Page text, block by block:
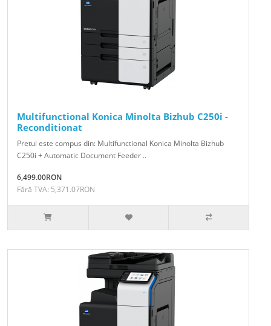
Multifunctional Konica Minolta Bizhub C250i -
Reconditionat
Pretul este compus din: Multifunctional Konica Minolta Bizhub
C250i + Automatic Document Feeder ..
6,499.00RON
Fără TVA: 5,371.07RON